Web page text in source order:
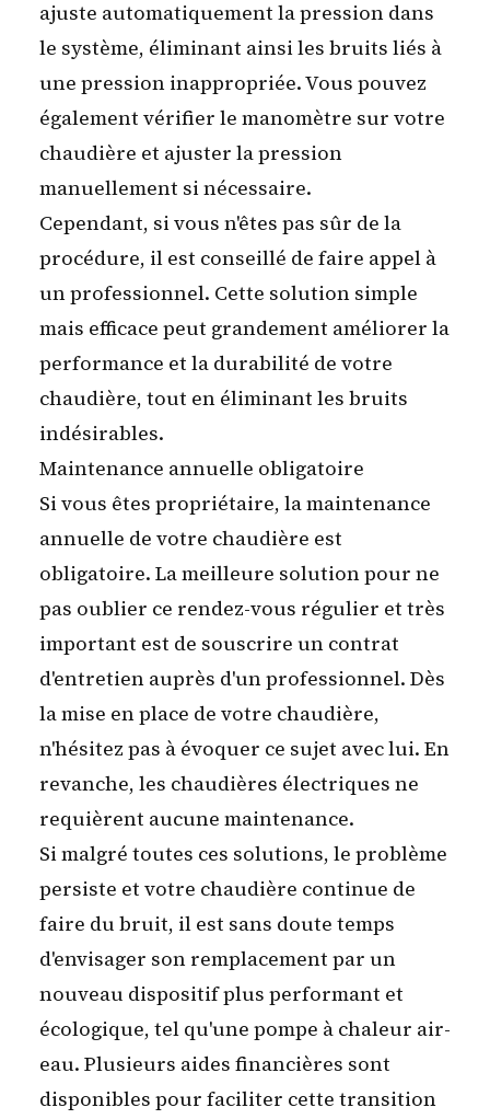
ajuste automatiquement la pression dans
le système, éliminant ainsi les bruits liés à
une pression inappropriée. Vous pouvez
également vérifier le manomètre sur votre
chaudière et ajuster la pression
manuellement si nécessaire.
Cependant, si vous n'êtes pas sûr de la
procédure, il est conseillé de faire appel à
un professionnel. Cette solution simple
mais efficace peut grandement améliorer la
performance et la durabilité de votre
chaudière, tout en éliminant les bruits
indésirables.
Maintenance annuelle obligatoire
Si vous êtes propriétaire, la maintenance
annuelle de votre chaudière est
obligatoire. La meilleure solution pour ne
pas oublier ce rendez-vous régulier et très
important est de souscrire un contrat
d'entretien auprès d'un professionnel. Dès
la mise en place de votre chaudière,
n'hésitez pas à évoquer ce sujet avec lui. En
revanche, les chaudières électriques ne
requièrent aucune maintenance.
Si malgré toutes ces solutions, le problème
persiste et votre chaudière continue de
faire du bruit, il est sans doute temps
d'envisager son remplacement par un
nouveau dispositif plus performant et
écologique, tel qu'une pompe à chaleur air-
eau. Plusieurs aides financières sont
disponibles pour faciliter cette transition